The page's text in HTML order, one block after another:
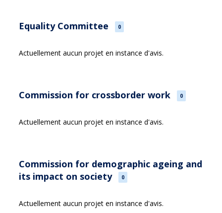
Equality Committee 0
Actuellement aucun projet en instance d'avis.
Commission for crossborder work 0
Actuellement aucun projet en instance d'avis.
Commission for demographic ageing and
its impact on society
0
Actuellement aucun projet en instance d'avis.